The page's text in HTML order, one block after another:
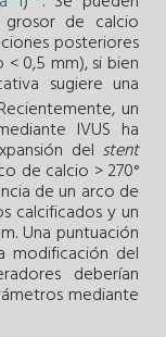
grosor de calcio
posteriores
< 0,5 mm), si bien
sugiere una
un
IVUS ha
del stent
de calcio > 270°
de un arco de
calcificados y un
Una puntuación
modificación del
deberían
mediante